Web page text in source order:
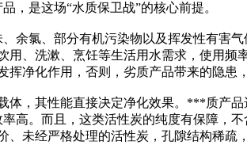
，是这场“水质保卫战”的核心前提。
氯、部分有机污染物以及挥发性有害
、洗漱、烹饪等生活用水需求，使用频
净化作用，否则，劣质产品带来的隐患
，其性能直接决定净化效果。***质产
。而且，这类活性炭的纯度有保障，
未经严格处理的活性炭，孔隙结构稀疏